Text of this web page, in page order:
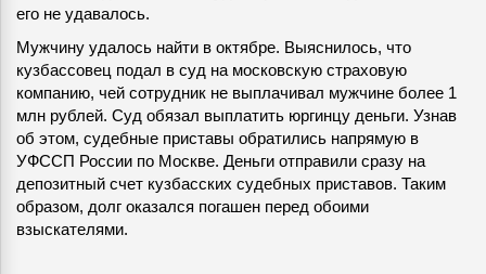
его не удавалось.
Мужчину удалось найти в октябре. Выяснилось, что
кузбассовец подал в суд на московскую страховую
компанию, чей сотрудник не выплачивал мужчине более 1
млн рублей. Суд обязал выплатить юргинцу деньги. Узнав
об этом, судебные приставы обратились напрямую в
УФССП России по Москве. Деньги отправили сразу на
депозитный счет кузбасских судебных приставов. Таким
образом, долг оказался погашен перед обоими
взыскателями.